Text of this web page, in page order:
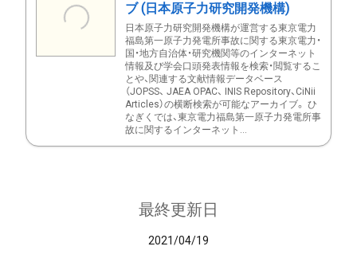
ブ (日本原子力研究開発機構)
日本原子力研究開発機構が運営する東京電力
福島第一原子力発電所事故に関する東京電力・
国・地方自治体・研究機関等のインターネット
情報及び学会口頭発表情報を検索・閲覧するこ
とや、関連する文献情報データベース
（JOPSS、 JAEA OPAC、 INIS Repository、CiNii
Articles）の横断検索が可能なアーカイブ。 ひ
なぎくでは、東京電力福島第一原子力発電所事
故に関するインターネット...
最終更新日
2021/04/19